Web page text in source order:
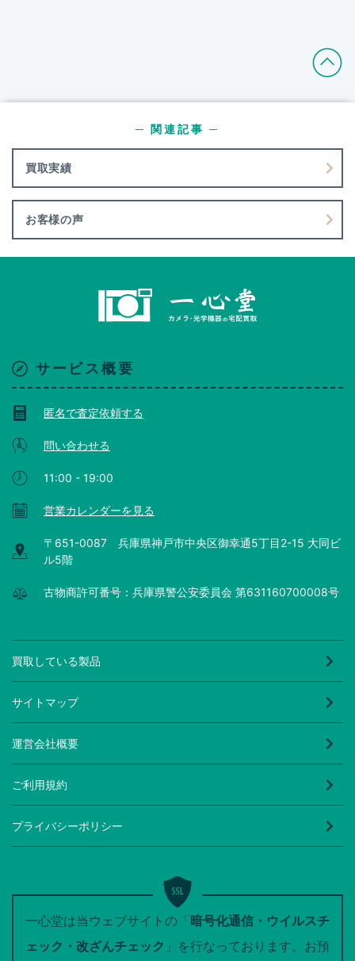
買取実績
─ 関連記事 ─
お客様の声
サービス概要
匿名で査定依頼する
問い合わせる
11:00 - 19:00
営業カレンダーを見る
〒651-0087 兵庫県神戸市中央区御幸通5丁目2-15 大同ビ
ル5階
古物商許可番号：兵庫県警公安委員会 第631160700008号
買取している製品
サイトマップ
運営会社概要
ご利用規約
プライバシーポリシー
一心堂は当ウェブサイトの「暗号化通信・ウイルスチ
ェック・改ざんチェック 」を行なっております。お預